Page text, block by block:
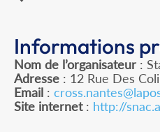
Informations
Nom de l’organisateur :
Adresse : 12 Rue Des
Email :
Site internet: http://